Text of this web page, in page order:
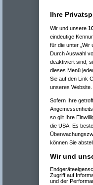
Ihre
Wir und unsere
eindeutige
für die unter „Wir
Durch Auswahl
deaktiviert sind,
dieses Menü
Sie auf den Link
unseres
Sofern Ihre
so gilt Ihre
die USA. Es
können Sie
Wir und
Zugriff auf
und der